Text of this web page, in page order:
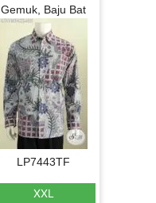
Gemuk, Baju Bat
LP7443TF
XXL